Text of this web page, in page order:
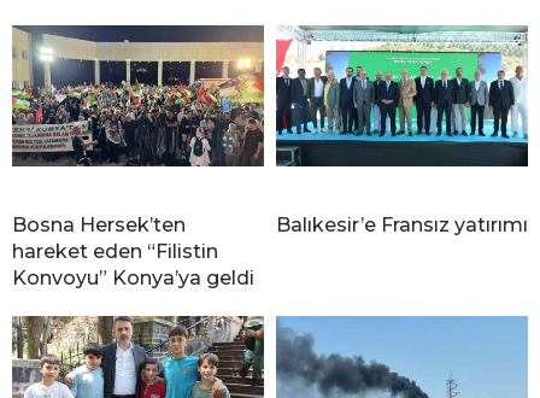
Bosna Hersek’ten
hareket eden “Filistin
Konvoyu” Konya’ya geldi
Balıkesir’e Fransız yatırımı